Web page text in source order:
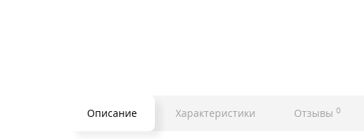
Описание Характеристики Отзывы 0